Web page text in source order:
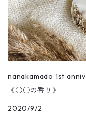
nanakamado 1st
《○○の香り》
2020/9/2